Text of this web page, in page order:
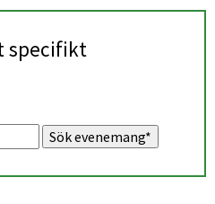
specifikt
under sökrutan